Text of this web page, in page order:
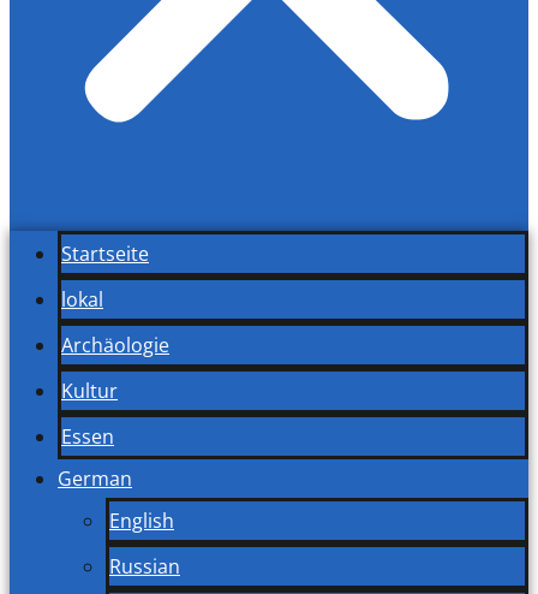
Startseite
lokal
Archäologie
Kultur
Essen
German
English
Russian